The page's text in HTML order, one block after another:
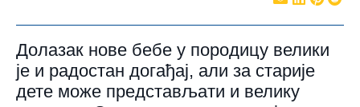
Долазак нове бебе у породицу велики
је и радостан догађај, али за старије
дете може представљати и велику